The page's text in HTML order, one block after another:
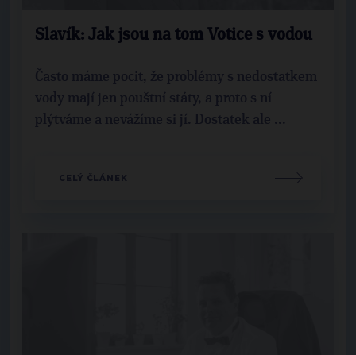
Slavík: Jak jsou na tom Votice s vodou
Často máme pocit, že problémy s nedostatkem
vody mají jen pouštní státy, a proto s ní
plýtváme a nevážíme si jí. Dostatek ale ...
CELÝ ČLÁNEK